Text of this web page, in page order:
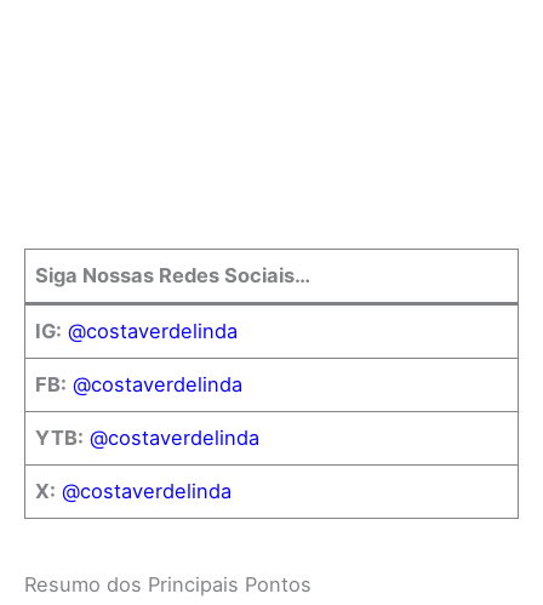
Siga Nossas Redes Sociais…
IG: @costaverdelinda
FB: @costaverdelinda
YTB: @costaverdelinda
X: @costaverdelinda
Resumo dos Principais Pontos